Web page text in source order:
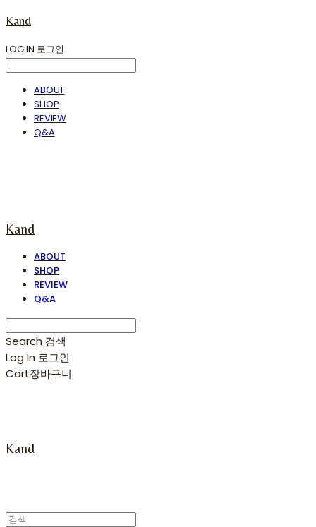
Kand
LOG IN 로그인
ABOUT
SHOP
REVIEW
Q&A
Kand
ABOUT
SHOP
REVIEW
Q&A
Search 검색
Log In 로그인
Cart장바구니
Kand